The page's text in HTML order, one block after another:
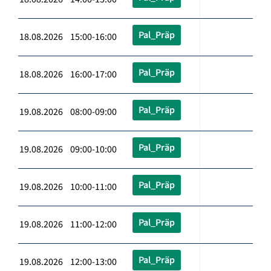
18.08.2026 15:00-16:00 Pal_Präp
18.08.2026 16:00-17:00 Pal_Präp
19.08.2026 08:00-09:00 Pal_Präp
19.08.2026 09:00-10:00 Pal_Präp
19.08.2026 10:00-11:00 Pal_Präp
19.08.2026 11:00-12:00 Pal_Präp
19.08.2026 12:00-13:00 Pal_Präp